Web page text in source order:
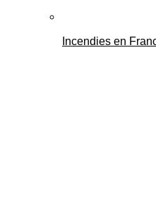
Incendies en